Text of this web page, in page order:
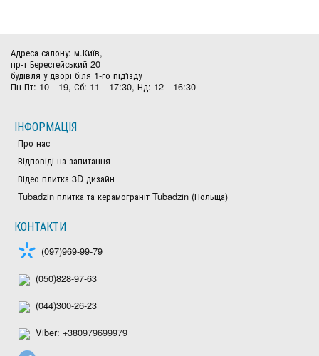
Адреса салону: м.Київ,
пр-т Берестейський 20
будівля у дворі біля 1-го під'їзду
Пн-Пт: 10—19, Сб: 11—17:30, Нд: 12—16:30
ІНФОРМАЦІЯ
Про нас
Відповіді на запитання
Відео плитка 3D дизайн
Tubadzin плитка та керамограніт Tubadzin (Польща)
КОНТАКТИ
(097)969-99-79
(050)828-97-63
(044)300-26-23
Viber: +380979699979